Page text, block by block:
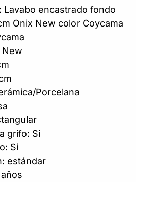
Lavabo encastrado fondo
Onix New color Coycama
New
Porcelana
grifo: Si
Si
estándar